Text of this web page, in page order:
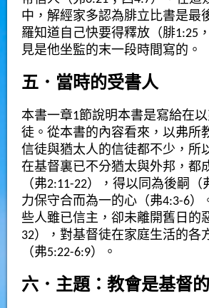
中，解經家多認為腓立比書是最
羅知道自己快要得釋放（腓1:25
見是他坐監的末一段時間寫的。
五．當時的受書人
本書一章1節說明本書是寫給在
徒。從本書的內容看來，以弗所
信徒與猶太人的信徒都不少，所
在基督裏已不分猶太與外邦，都
（弗2:11-22），得以同為後嗣
力保守合而為一的心（弗4:3-6）
些人雖已信主，卻未離開舊日的
32），對基督徒在家庭生活的各
（弗5:22-6:9）。
六．主題：教會是基督